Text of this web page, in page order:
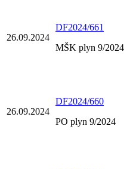
26.09.2024
DF2024/661
MŠK plyn 9/2024
26.09.2024
DF2024/660
PO plyn 9/2024